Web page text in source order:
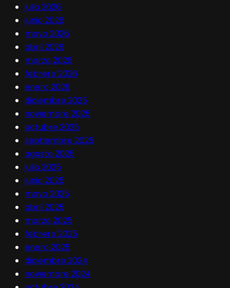
julio 2026
junio 2026
mayo 2026
abril 2026
marzo 2026
febrero 2026
enero 2026
diciembre 2025
noviembre 2025
octubre 2025
septiembre 2025
agosto 2025
julio 2025
junio 2025
mayo 2025
abril 2025
marzo 2025
febrero 2025
enero 2025
diciembre 2024
noviembre 2024